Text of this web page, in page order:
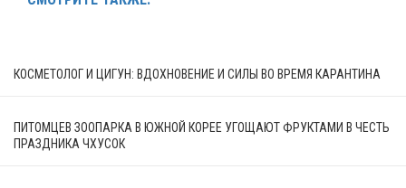
КОСМЕТОЛОГ И ЦИГУН: ВДОХНОВЕНИЕ И СИЛЫ ВО ВРЕМЯ КАРАНТИНА
ПИТОМЦЕВ ЗООПАРКА В ЮЖНОЙ КОРЕЕ УГОЩАЮТ ФРУКТАМИ В ЧЕСТЬ
ПРАЗДНИКА ЧХУСОК